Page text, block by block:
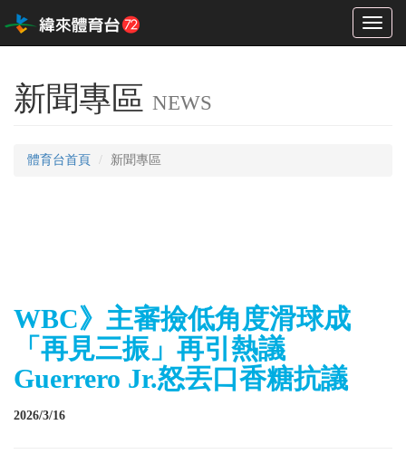
Toggle
新聞專區 NEWS
體育台首頁 新聞專區
WBC》主審撿低角度滑球成
「再見三振」再引熱議
Guerrero Jr.怒丟口香糖抗議
2026/3/16